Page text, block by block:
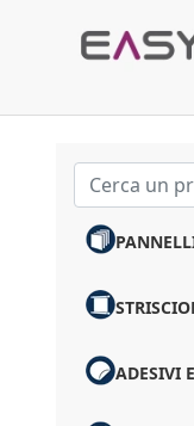
ADESIVI